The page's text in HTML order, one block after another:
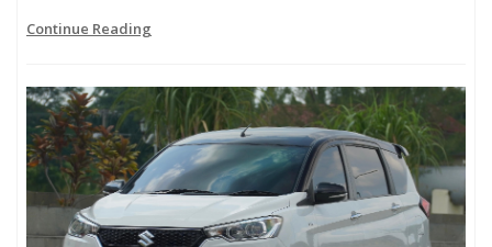
Continue Reading